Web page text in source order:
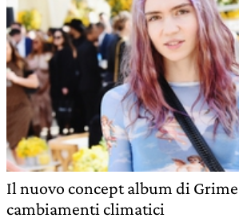
Il nuovo concept album di
cambiamenti climatici